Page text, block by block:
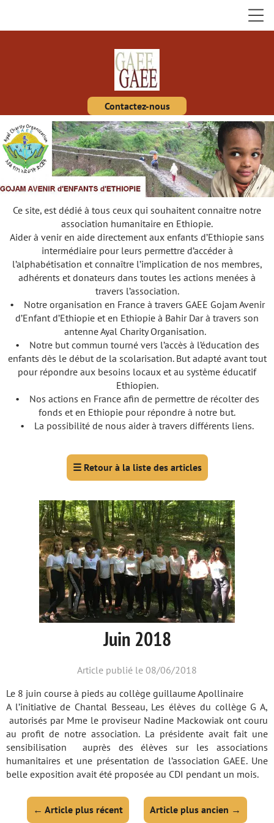
Contactez-nous
Ce site, est dédié à tous ceux qui souhaitent connaitre notre
association humanitaire en Ethiopie.
Aider à venir en aide directement aux enfants d’Ethiopie sans
intermédiaire pour leurs permettre d’accéder à
l’alphabétisation et connaître l’implication de nos membres,
adhérents et donateurs dans toutes les actions menées à
travers l’association.
• Notre organisation en France à travers GAEE Gojam Avenir
d’Enfant d’Ethiopie et en Ethiopie à Bahir Dar à travers son
antenne Ayal Charity Organisation.
• Notre but commun tourné vers l’accès à l’éducation des
enfants dès le début de la scolarisation. But adapté avant tout
pour répondre aux besoins locaux et au système éducatif
Ethiopien.
• Nos actions en France afin de permettre de récolter des
fonds et en Ethiopie pour répondre à notre but.
• La possibilité de nous aider à travers différents liens.
☰ Retour à la liste des articles
Juin 2018
Article publié le 08/06/2018
Le 8 juin course à pieds au collège guillaume Apollinaire
A l’initiative de Chantal Besseau, Les élèves du collège G A,
autorisés par Mme le proviseur Nadine Mackowiak ont couru
au profit de notre association. La présidente avait fait une
sensibilisation auprès des élèves sur les associations
humanitaires et une présentation de l’association GAEE. Une
belle exposition avait été proposée au CDI pendant un mois.
← Article plus récent Article plus ancien →